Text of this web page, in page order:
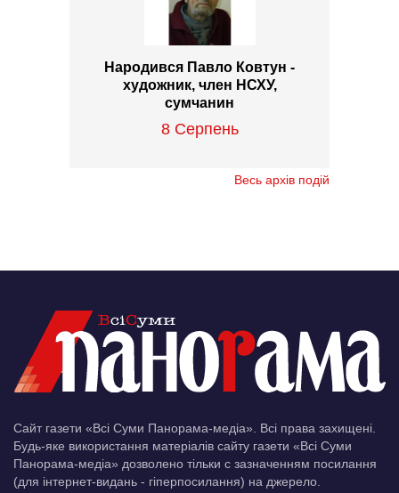
Народився Павло Ковтун -
художник, член НСХУ,
сумчанин
8 Серпень
Весь архів подій
Сайт газети «Всі Суми Панорама-медіа». Всі права захищені.
Будь-яке використання матеріалів сайту газети «Всі Суми
Панорама-медіа» дозволено тільки c зазначенням посилання
(для інтернет-видань - гіперпосилання) на джерело.